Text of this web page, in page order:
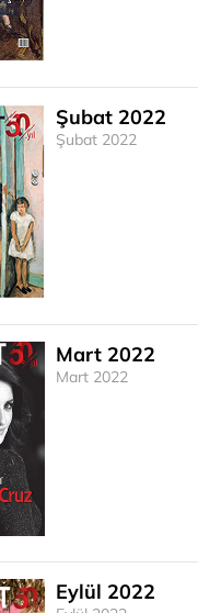
Şubat 2022
Şubat 2022
Mart 2022
Mart 2022
Eylül 2022